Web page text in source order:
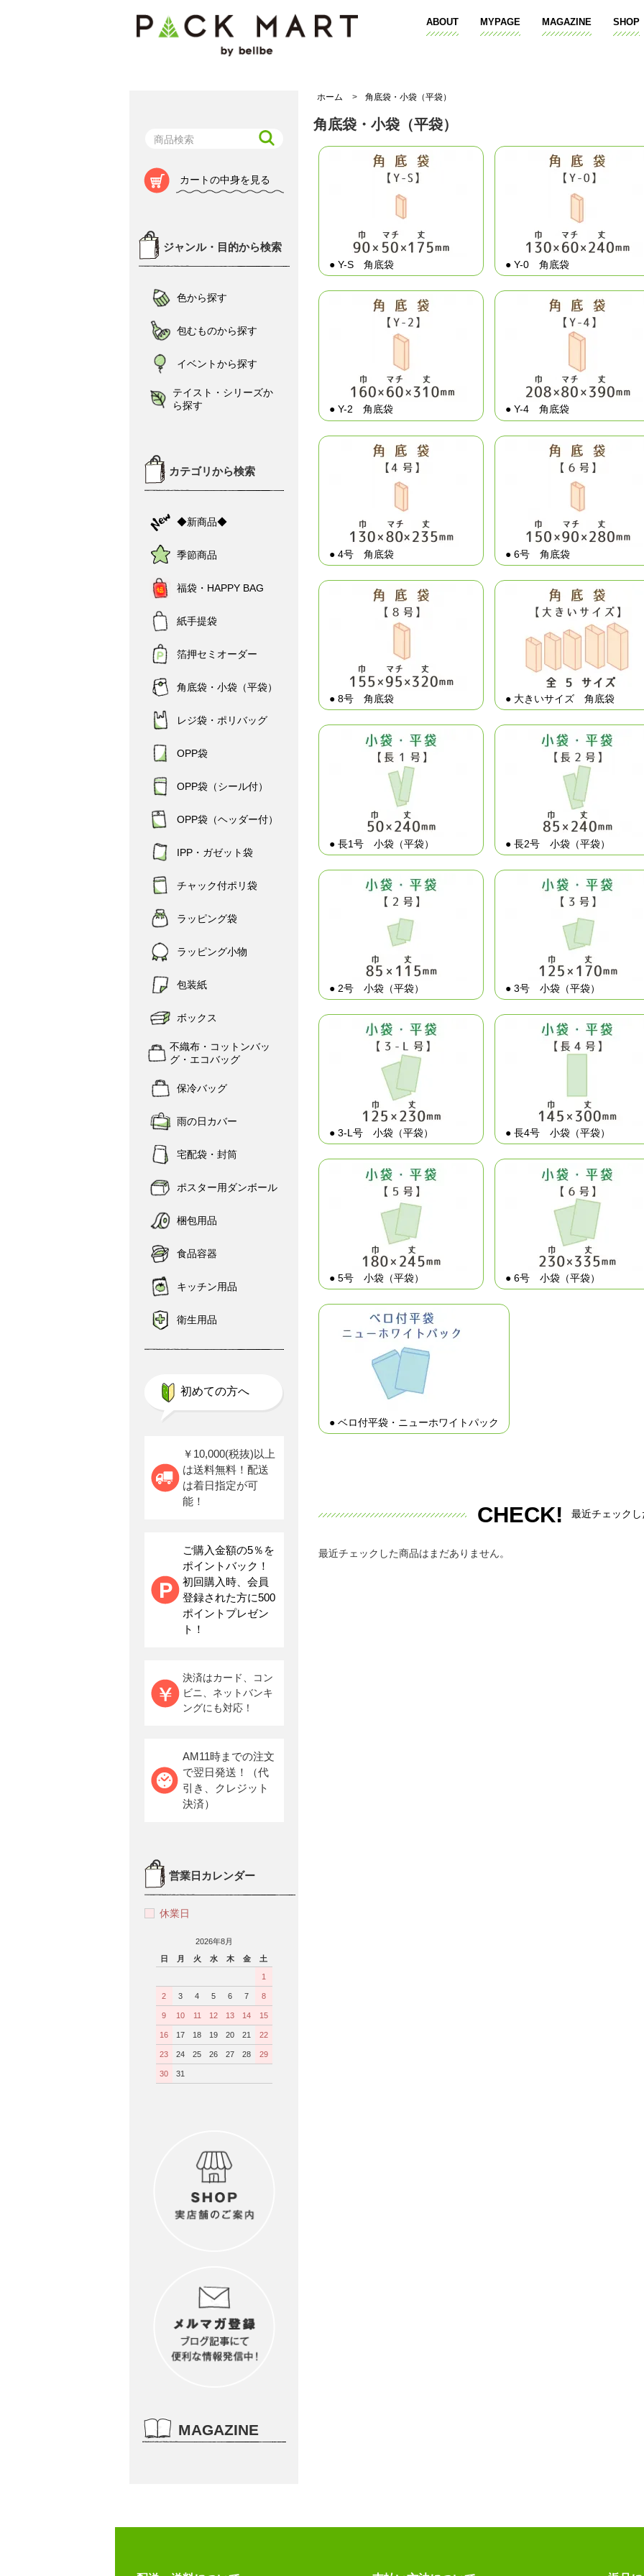
ABOUT MYPAGE MAGAZINE SHOP
ホーム > 角底袋・小袋（平袋）
角底袋・小袋（平袋）
● Y-S 角底袋 ● Y-0 角底袋
● Y-2 角底袋 ● Y-4 角底袋
● 4号 角底袋 ● 6号 角底袋
● 8号 角底袋 ● 大きいサイズ 角底袋
● 長1号 小袋（平袋） ● 長2号 小袋（平袋）
● 2号 小袋（平袋） ● 3号 小袋（平袋）
● 3-L号 小袋（平袋） ● 長4号 小袋（平袋）
● 5号 小袋（平袋） ● 6号 小袋（平袋）
● ベロ付平袋・ニューホワイトパック
CHECK! 最近チェック
最近チェックした商品はまだありません。
カートの中身を見る
ジャンル・目的から検索
色から探す
包むものから探す
イベントから探す
テイスト・シリーズか
ら探す
カテゴリから検索
◆新商品◆
季節商品
福袋・HAPPY BAG
紙手提袋
箔押セミオーダー
角底袋・小袋（平袋）
レジ袋・ポリバッグ
OPP袋
OPP袋（シール付）
OPP袋（ヘッダー付）
IPP・ガゼット袋
チャック付ポリ袋
ラッピング袋
ラッピング小物
包装紙
ボックス
不織布・コットンバッ
グ・エコバッグ
保冷バッグ
雨の日カバー
宅配袋・封筒
ポスター用ダンボール
梱包用品
食品容器
キッチン用品
衛生用品
初めての方へ
￥10,000(税抜)以上
は送料無料！配送
は着日指定が可
能！
ご購入金額の5％を
ポイントバック！
初回購入時、会員
登録された方に500
ポイントプレゼン
ト！
決済はカード、コン
ビニ、ネットバンキ
ングにも対応！
AM11時までの注文
で翌日発送！（代
引き、クレジット
決済）
営業日カレンダー
休業日
2026年8月
日
月 火 水 木 金 土
1
2 3 4 5 6 7 8
9 10 11 12 13 14 15
16 17 18 19 20 21 22
23 24 25 26 27 28 29
30 31
MAGAZINE